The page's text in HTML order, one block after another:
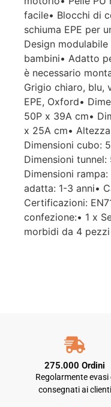
facile• Blocchi di
schiuma EPE per
Design
bambini• Adatto
è necessario
Grigio chiaro, blu,
EPE, Oxford•
50P x 39A cm•
x 25A cm•
Dimensioni cubo:
Dimensioni
Dimensioni
adatta: 1-3 anni•
Certificazioni:
confezione:• 1 x
morbidi da 4
275.000 Ordini
Regolarmente evasi
consegnati ai clienti